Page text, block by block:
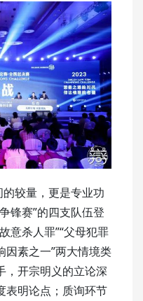
较量，更是专业功
锋赛”的四支队伍登
意杀人罪”“父母犯罪
因素之一”两大情境类
，开宗明义的立论深
表明论点；质询环节